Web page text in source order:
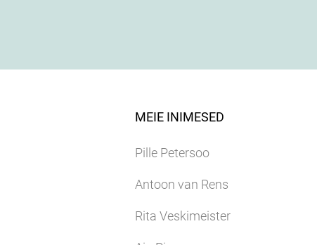
MEIE INIMESED
Pille Petersoo
Antoon van Rens
Rita Veskimeister